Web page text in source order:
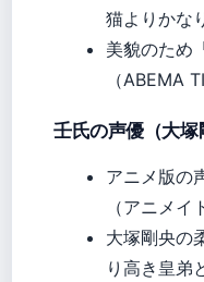
猫よりかな
美貌のため
（ABEMA
壬氏の声優（大塚
アニメ版の
（アニメイ
大塚剛央の
り高き皇弟